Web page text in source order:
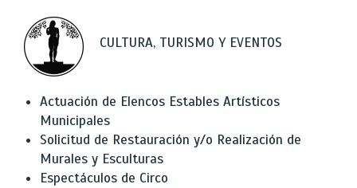
CULTURA, TURISMO Y EVENTOS
Actuación de Elencos Estables Artísticos
Municipales
Solicitud de Restauración y/o Realización de
Murales y Esculturas
Espectáculos de Circo